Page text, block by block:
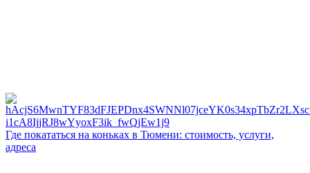
Где покататься на коньках в Тюмени: стоимость, услуги,
адреса